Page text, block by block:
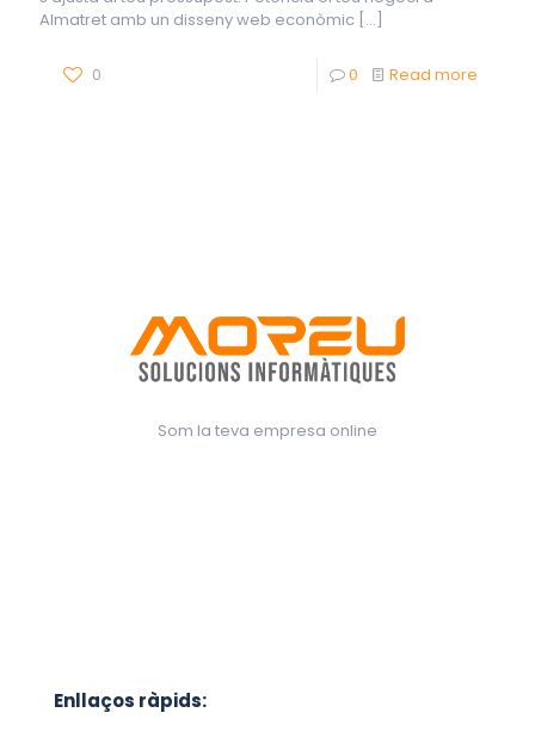
Almatret amb un disseny web econòmic […]
0 0 Read more
Som la teva empresa online
Enllaços ràpids: